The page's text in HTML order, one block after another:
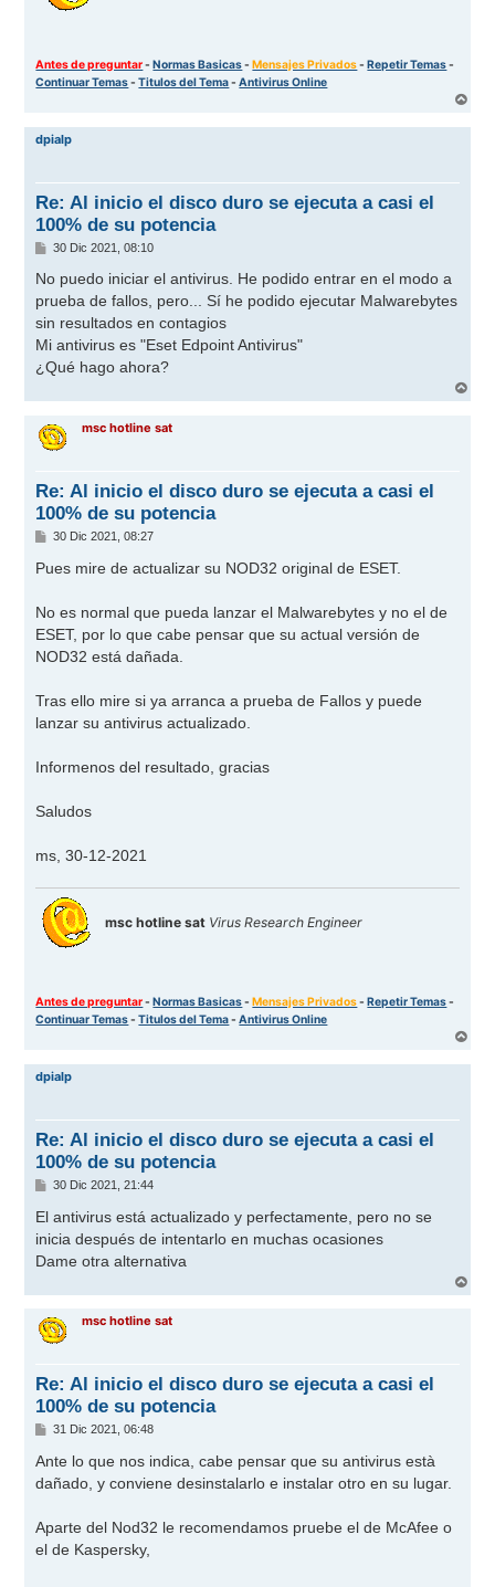
Antes de preguntar-Normas Basicas-Mensajes Privados-Repetir Temas-
Continuar Temas-Titulos del Tema-Antivirus Online
r
dpialp
Re: Al inicio el disco duro se ejecuta a casi el
100% de su potencia
M
n
a
j
e
30 Dic 2021, 08:10
No puedo iniciar el antivirus. He podido entrar en el modo a
prueba de fallos, pero... Sí he podido ejecutar Malwarebytes
sin resultados en contagios
Mi antivirus es "Eset Edpoint Antivirus"
¿Qué hago ahora?
r
msc hotline sat
Re: Al inicio el disco duro se ejecuta a casi el
100% de su potencia
M
n
s
e
30 Dic 2021, 08:27
Pues mire de actualizar su NOD32 original de ESET.
No es normal que pueda lanzar el Malwarebytes y no el de
ESET, por lo que cabe pensar que su actual versión de
NOD32 está dañada.
Tras ello mire si ya arranca a prueba de Fallos y puede
lanzar su antivirus actualizado.
Informenos del resultado, gracias
Saludos
ms, 30-12-2021
msc hotline sat Virus Research Engineer
Antes de preguntar-Normas Basicas-Mensajes Privados-Repetir Temas-
Continuar Temas-Titulos del Tema-Antivirus Online
r
dpialp
Re: Al inicio el disco duro se ejecuta a casi el
100% de su potencia
M
n
s
a
e
30 Dic 2021, 21:44
El antivirus está actualizado y perfectamente, pero no se
inicia después de intentarlo en muchas ocasiones
Dame otra alternativa
r
msc hotline sat
Re: Al inicio el disco duro se ejecuta a casi el
100% de su potencia
M
n
a
31 Dic 2021, 06:48
Ante lo que nos indica, cabe pensar que su antivirus està
dañado, y conviene desinstalarlo e instalar otro en su lugar.
Aparte del Nod32 le recomendamos pruebe el de McAfee o
el de Kaspersky,